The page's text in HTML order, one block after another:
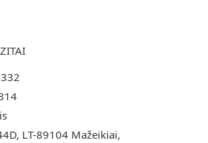
LT-89104 Mažeikiai,